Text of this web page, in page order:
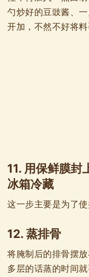
勺炒好的豆豉酱、
开加，不然不好将
11. 用保鲜膜封
冰箱冷藏
这一步主要是为了使
12. 蒸排骨
将腌制后的排骨摆
多层的话蒸的时间